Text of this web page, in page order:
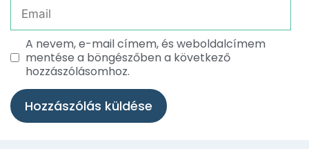
A nevem, e-mail címem, és weboldalcímem
mentése a böngészőben a következő
hozzászólásomhoz.